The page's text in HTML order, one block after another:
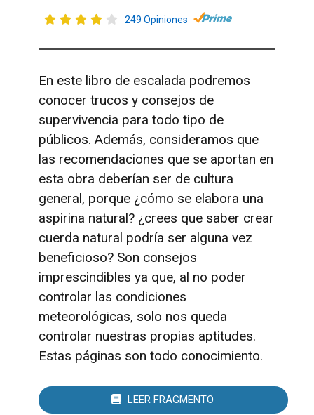
249 Opiniones
En este libro de escalada podremos
conocer trucos y consejos de
supervivencia para todo tipo de
públicos. Además, consideramos que
las recomendaciones que se aportan en
esta obra deberían ser de cultura
general, porque ¿cómo se elabora una
aspirina natural? ¿crees que saber crear
cuerda natural podría ser alguna vez
beneficioso? Son consejos
imprescindibles ya que, al no poder
controlar las condiciones
meteorológicas, solo nos queda
controlar nuestras propias aptitudes.
Estas páginas son todo conocimiento.
LEER FRAGMENTO